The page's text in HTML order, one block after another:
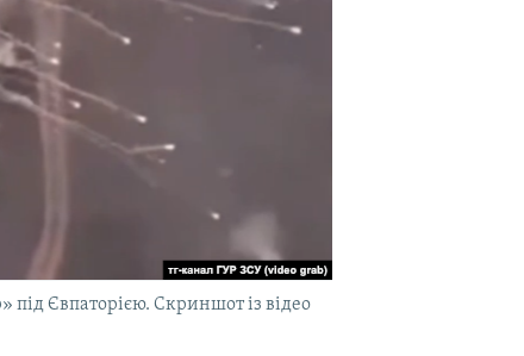
Євпаторією. Скриншот із відео